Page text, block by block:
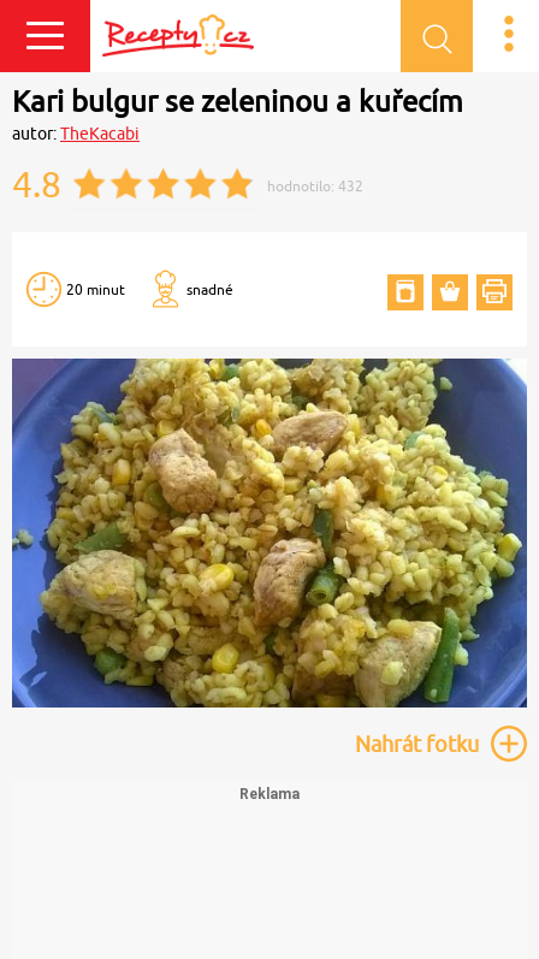
Přihlásit se
Kari bulgur se zeleninou a kuřecím
autor:TheKacabi
4.8 hodnotilo: 432
20 minut snadné
Nahrátfotku